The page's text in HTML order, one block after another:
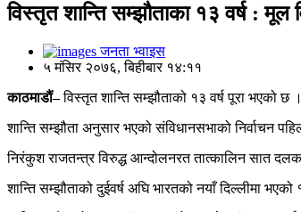
विस्तृत शान्ति सम्झौताका १३ वर्ष : मूल
जनता भ्वाइस
५ मंसिर २०७६, बिहीबार १४:११
काठमाडौं–विस्तृत शान्ति सम्झौताको १३ वर्ष पूरा भएको
शान्ति सम्झौता अनुसार भएको संविधानसभाको निर्वाचन
निरंकुश राजतन्त्र विरुद्ध आन्दोलनरत तात्कालिन सात दलका
शान्ति सम्झौताको दुईवर्ष अघि भारतको नयाँ दिल्लीमा